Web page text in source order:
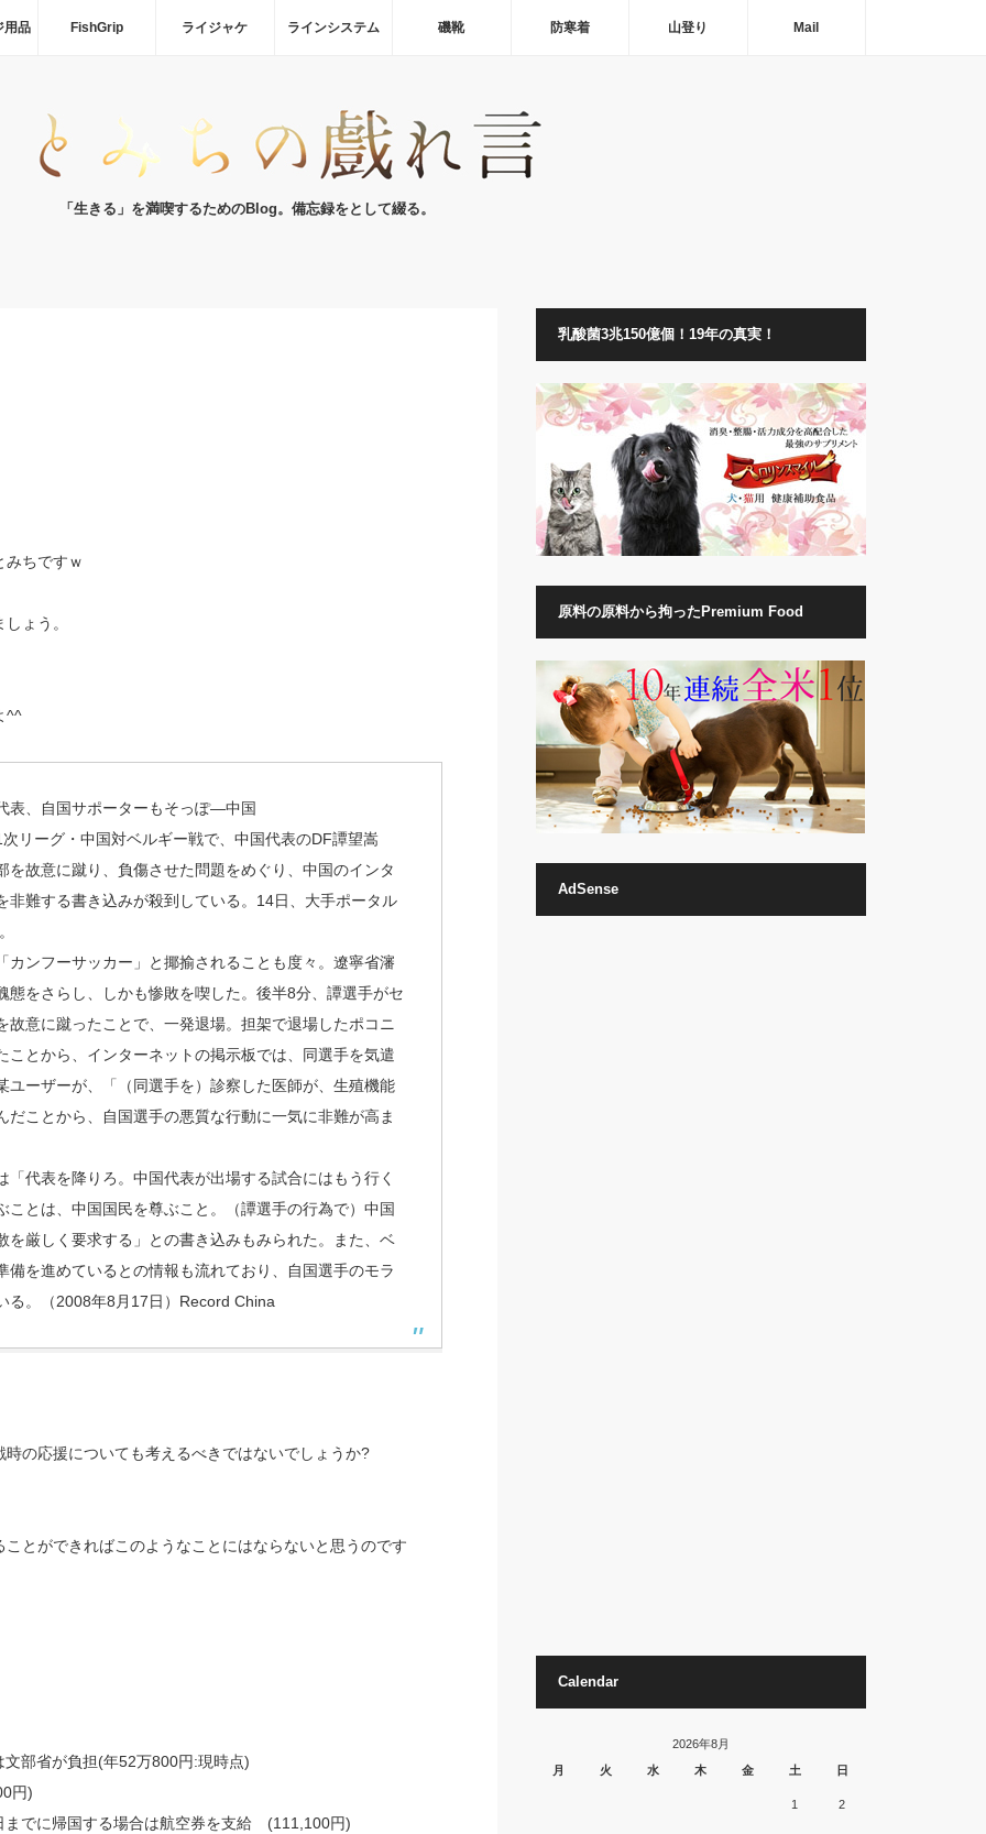
用品 FishGrip ライジャケ ラインシステム 磯靴 防寒着 山登り Mail
「生きる」を満喫するためのBlog。備忘録をとして綴る。
みちですｗ
ょう。
^^
表、自国サポーターもそっぽ―中国
リーグ・中国対ベルギー戦で、中国代表のDF譚望嵩
を故意に蹴り、負傷させた問題をめぐり、中国のインタ
非難する書き込みが殺到している。14日、大手ポータル
カンフーサッカー」と揶揄されることも度々。遼寧省瀋
態をさらし、しかも惨敗を喫した。後半8分、譚選手がセ
意に蹴ったことで、一発退場。担架で退場したポコニ
ことから、インターネットの掲示板では、同選手を気遣
ユーザーが、「（同選手を）診察した医師が、生殖機能
ことから、自国選手の悪質な行動に一気に非難が高ま
代表を降りろ。中国代表が出場する試合にはもう行く
とは、中国国民を尊ぶこと。（譚選手の行為で）中国
を厳しく要求する」との書き込みもみられた。また、ベ
備を進めているとの情報も流れており、自国選手のモラ
る。（2008年8月17日）Record China
時の応援についても考えるべきではないでしょうか?
とができればこのようなことにはならないと思うのです
部省が負担(年52万800円:現時点)
円)
までに帰国する場合は航空券を支給 (111,100円)
乳酸菌3兆150億個！19年の真実！
原料の原料から拘ったPremium Food
AdSense
Calendar
2026年8月
月
火 水 木 金 土 日
1 2